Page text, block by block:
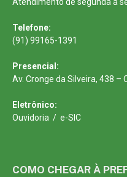
Atendimento de segunda a
Telefone:
(91) 99165-1391
Presencial:
Av. Cronge da Silveira, 438 –
Eletrônico:
Ouvidoria / e-SIC
COMO CHEGAR À